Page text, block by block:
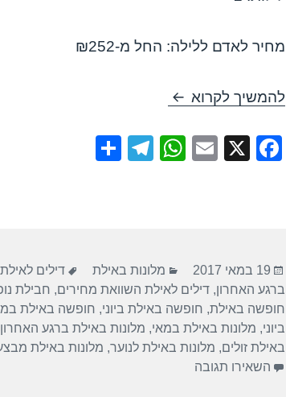
מחיר לאדם ללילה: החל מ-₪252
להמשיך לקרוא חופשה במלון לאונרדו רויאל ריזורט –
F
o
o
k
X
E
W
p
p
T
m
פורסם
בתאריך
19 במאי 2017 קטגוריות
מלונות באילת תגיות
דילים לאילת
ברגע האחרון,דילים לאילת השוואת מחירים, חבילת
חופשה באילת, חופשה באילת ביוני, חופשה באילת
ביוני, מלונות באילת במאי, מלונות באילת ברגע האחרון
באילת זולים, מלונות באילת לנוער, מלונות באילת
השאירו תגובה